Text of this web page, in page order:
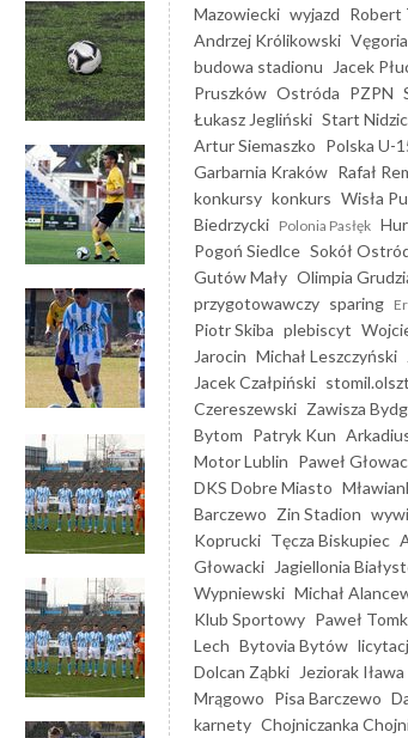
Mazowiecki wyjazd Robert
Andrzej Królikowski
budowa stadionu
Jacek
Pruszków Ostróda PZPN
Łukasz Jegliński Start
Artur Siemaszko Polska U-
Garbarnia Kraków Rafał
konkursy konkurs Wisła
Biedrzycki Polonia Pasłęk
Pogoń Siedlce Sokół
Gutów Mały Olimpia
przygotowawczy sparing
Piotr Skiba plebiscyt
Jarocin Michał Leszczyński
Jacek Czałpiński
Czereszewski Zawisza
Bytom Patryk Kun
Motor Lublin Paweł
DKS Dobre Miasto
Barczewo Zin Stadion
Koprucki Tęcza Biskupiec
Głowacki
Jagiellonia
Wypniewski Michał
Klub Sportowy Paweł
Lech Bytovia Bytów
Dolcan Ząbki
Jeziorak Iława
Mrągowo Pisa Barczewo
karnety Chojniczanka